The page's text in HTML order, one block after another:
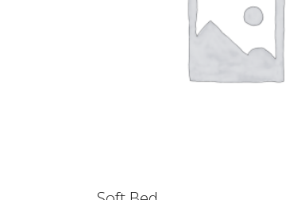
ΠΡΟΣΘΉΚΗ ΣΤΟ ΚΑΛΆΘΙ